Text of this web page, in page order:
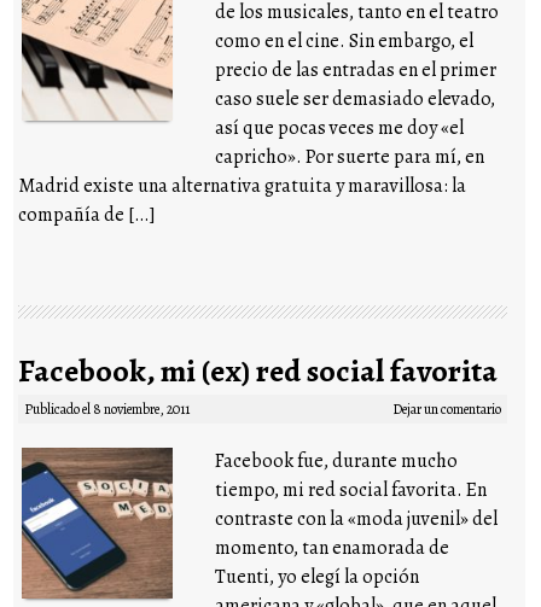
de los musicales, tanto en el teatro
como en el cine. Sin embargo, el
precio de las entradas en el primer
caso suele ser demasiado elevado,
así que pocas veces me doy «el
capricho». Por suerte para mí, en
Madrid existe una alternativa gratuita y maravillosa: la
compañía de […]
Facebook, mi (ex) red social favorita
Publicado el8 noviembre, 2011 Dejar un comentario
Facebook fue, durante mucho
tiempo, mi red social favorita. En
contraste con la «moda juvenil» del
momento, tan enamorada de
Tuenti, yo elegí la opción